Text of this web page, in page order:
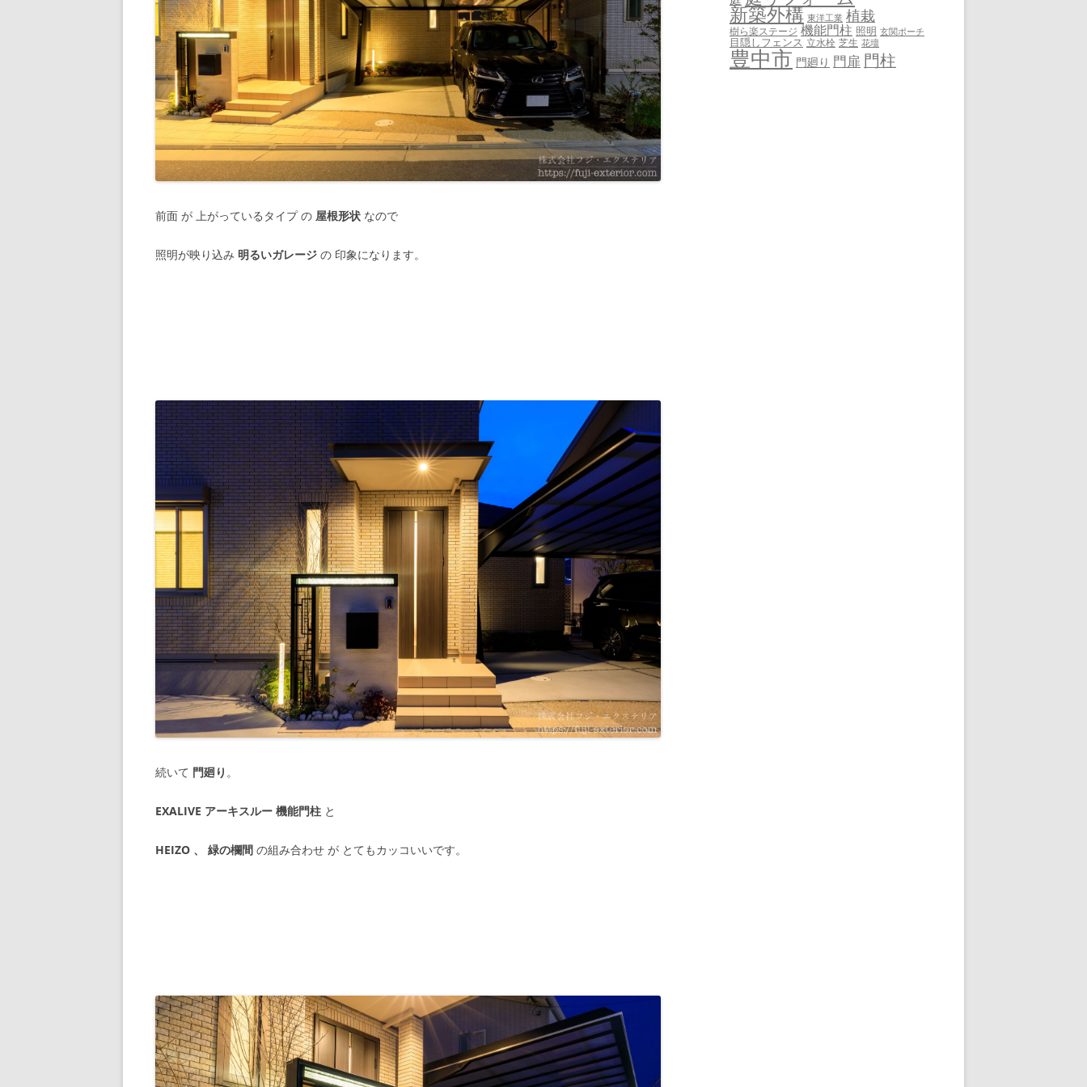
前面 が 上がっているタイプ の 屋根形状 なので
照明が映り込み 明るいガレージ の 印象になります。
続いて 門廻り 。
EXALIVE アーキスルー 機能門柱 と
HEIZO 、 緑の欄間 の組み合わせ が とてもカッコいいです。
新築外構 東洋工業 植栽
樹ら楽ステージ 機能門柱 照明 玄関ポーチ
目隠しフェンス 立水栓 芝生 花壇
豊中市 門廻り 門扉 門柱